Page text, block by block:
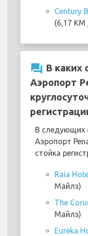
Century
(6,17
question_answer В каких
Аэропорт
В следующих
Аэропорт
стойка
Raia
Майлз)
The
Майлз)
Eureka